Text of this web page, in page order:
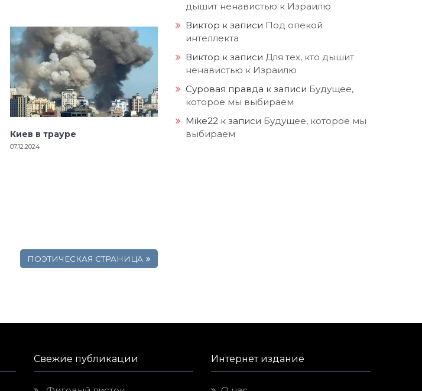
Киев в трауре
07.12.2024
ПОЭТИЧЕСКАЯ СТРАНИЦА
дышит ненавистью к Израилю
Виктор к записи Под опекой
интеллекта
Виктор к записи Для тех, кто дышит
ненавистью к Израилю
Суровая правда к записи Будущее,
которое мы выбираем
Mike22 к записи Будущее, которое мы
выбираем
Свежие публикации Интернет издание